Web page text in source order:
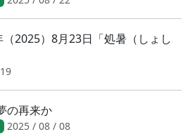
2025）8月23日「処暑（しょし
の再来か
2025 / 08 / 08